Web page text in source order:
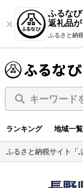
ふるな
返礼品
ふるさと納
キーワード
ランキング 地域一覧
ふるさと納税サイト「